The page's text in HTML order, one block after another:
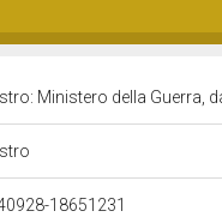
Ministero della Guerra,
18651231